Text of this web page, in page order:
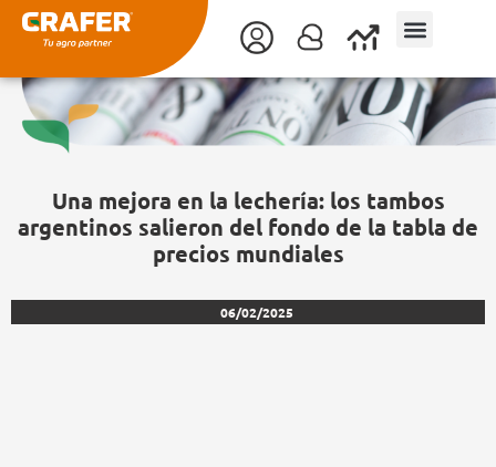
contenido
Una mejora en la lechería: los tambos
argentinos salieron del fondo de la tabla de
precios mundiales
06/02/2025